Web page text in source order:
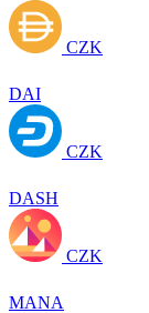
CZK
DAI
CZK
DASH
CZK
MANA